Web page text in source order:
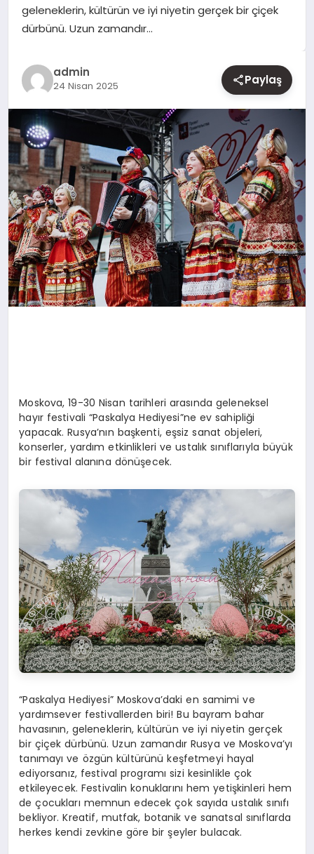
geleneklerin, kültürün ve iyi niyetin gerçek bir çiçek
dürbünü. Uzun zamandır…
admin
24 Nisan 2025 Paylaş
Moskova, 19-30 Nisan tarihleri arasında geleneksel
hayır festivali “Paskalya Hediyesi”ne ev sahipliği
yapacak. Rusya’nın başkenti, eşsiz sanat objeleri,
konserler, yardım etkinlikleri ve ustalık sınıflarıyla büyük
bir festival alanına dönüşecek.
“Paskalya Hediyesi” Moskova’daki en samimi ve
yardımsever festivallerden biri! Bu bayram bahar
havasının, geleneklerin, kültürün ve iyi niyetin gerçek
bir çiçek dürbünü. Uzun zamandır Rusya ve Moskova’yı
tanımayı ve özgün kültürünü keşfetmeyi hayal
ediyorsanız, festival programı sizi kesinlikle çok
etkileyecek. Festivalin konuklarını hem yetişkinleri hem
de çocukları memnun edecek çok sayıda ustalık sınıfı
bekliyor. Kreatif, mutfak, botanik ve sanatsal sınıflarda
herkes kendi zevkine göre bir şeyler bulacak.